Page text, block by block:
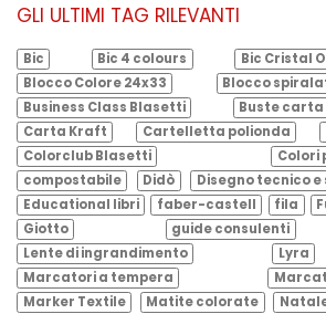
GLI ULTIMI TAG RILEVANTI
Bic Bic 4 colours Bic Cristal
Blocco Colore 24x33
Blocco
Business Class Blasetti
Buste carta
Carta Kraft
Cartelletta polionda
Colorclub Blasetti
Colori
compostabile
Didò Disegno tecnico
Educational libri
faber-castell fila
Giotto
guide consulenti
Lente di ingrandimento
Lyra
Marcatori a tempera
Marker Textile
Matite colorate